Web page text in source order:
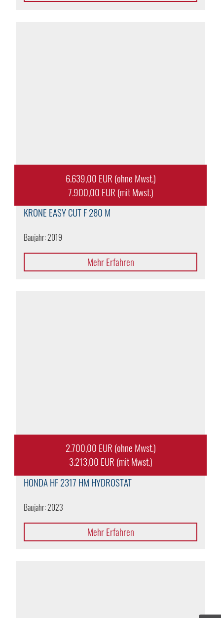
6.639,00 EUR (ohne Mwst.)
7.900,00 EUR (mit Mwst.)
KRONE EASY CUT F 280 M
Baujahr: 2019
Mehr Erfahren
2.700,00 EUR (ohne Mwst.)
3.213,00 EUR (mit Mwst.)
HONDAHF 2317 HM HYDROSTAT
Baujahr: 2023
Mehr Erfahren